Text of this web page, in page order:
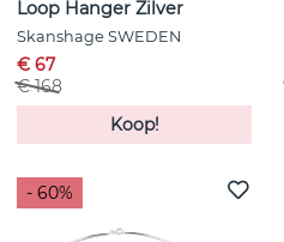
Loop Hanger Zilver
Skanshage SWEDEN
€ 67
€ 168
Koop!
- 60%